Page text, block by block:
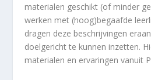
materialen geschikt (of minder
werken met (hoog)begaafde
dragen deze beschrijvingen
doelgericht te kunnen inzetten.
materialen en ervaringen vanuit